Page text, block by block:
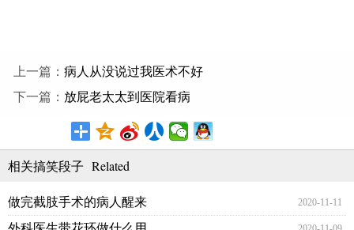
上一篇： 病人从没说过我医术不好
下一篇： 放屁老太太到医院看病
相关搞笑段子 Related
做完截肢手术的病人醒来 2020-11-11